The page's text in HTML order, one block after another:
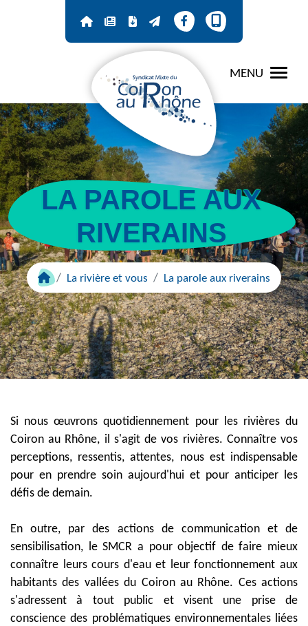
MENU
LA PAROLE AUX
RIVERAINS
La rivière et vous La parole aux riverains
Si nous œuvrons quotidiennement pour les rivières du
Coiron au Rhône, il s'agit de vos rivières. Connaître vos
perceptions, ressentis, attentes, nous est indispensable
pour en prendre soin aujourd'hui et pour anticiper les
défis de demain.
En outre, par des actions de communication et de
sensibilisation, le SMCR a pour objectif de faire mieux
connaître leurs cours d'eau et leur fonctionnement aux
habitants des vallées du Coiron au Rhône. Ces actions
s'adressent à tout public et visent une prise de
conscience des problématiques environnementales liées